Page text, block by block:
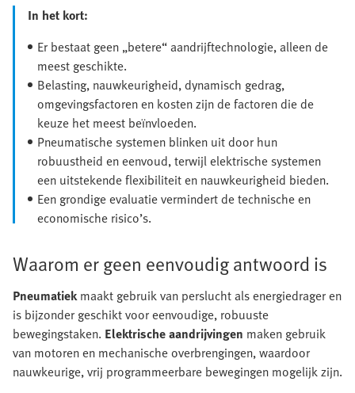
In het kort:
Er bestaat geen „betere“ aandrijftechnologie, alleen de
meest geschikte.
Belasting, nauwkeurigheid, dynamisch gedrag,
omgevingsfactoren en kosten zijn de factoren die de
keuze het meest beïnvloeden.
Pneumatische systemen blinken uit door hun
robuustheid en eenvoud, terwijl elektrische systemen
een uitstekende flexibiliteit en nauwkeurigheid bieden.
Een grondige evaluatie vermindert de technische en
economische risico’s.
Waarom er geen eenvoudig antwoord is
Pneumatiekmaakt gebruik van perslucht als energiedrager en
is bijzonder geschikt voor eenvoudige, robuuste
bewegingstaken. Elektrische aandrijvingen maken gebruik
van motoren en mechanische overbrengingen, waardoor
nauwkeurige, vrij programmeerbare bewegingen mogelijk zijn.